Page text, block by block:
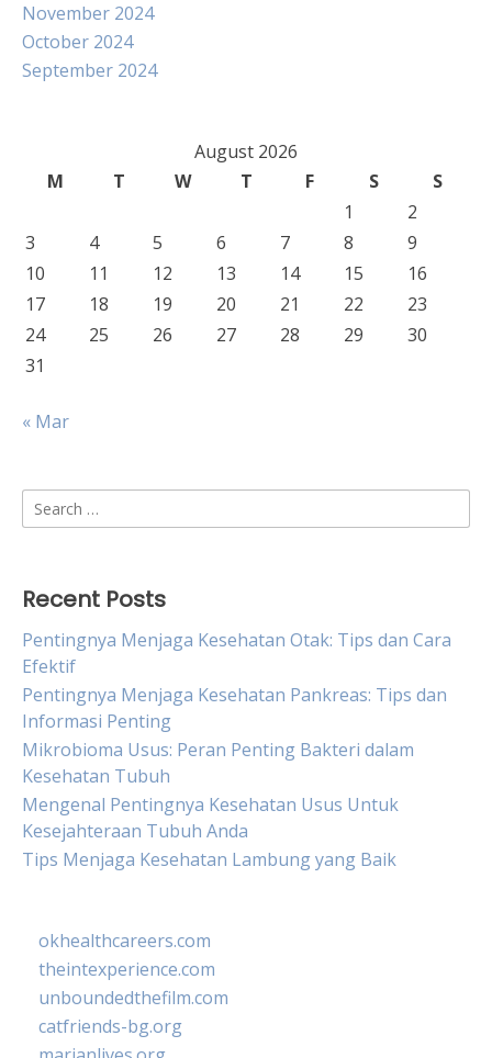
November 2024
October 2024
September 2024
August 2026
M
T W T F S
S
1
2
3
4 5 6 7 8
9
10
11 12 13 14 15
16
17
18 19 20 21 22
23
24
25 26 27 28 29
30
31
« Mar
Search
for:
Recent Posts
Pentingnya Menjaga Kesehatan Otak: Tips dan Cara
Efektif
Pentingnya Menjaga Kesehatan Pankreas: Tips dan
Informasi Penting
Mikrobioma Usus: Peran Penting Bakteri dalam
Kesehatan Tubuh
Mengenal Pentingnya Kesehatan Usus Untuk
Kesejahteraan Tubuh Anda
Tips Menjaga Kesehatan Lambung yang Baik
okhealthcareers.com
theintexperience.com
unboundedthefilm.com
catfriends-bg.org